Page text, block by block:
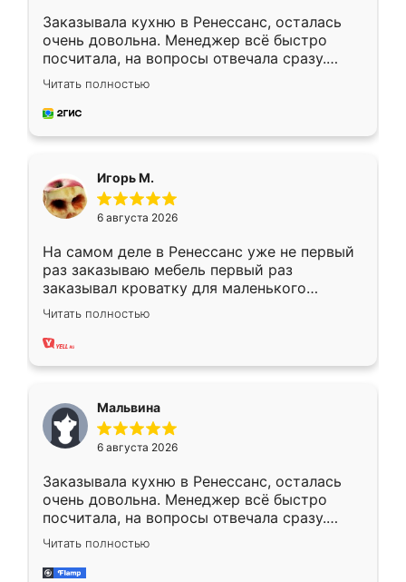
Заказывала кухню в Ренессанс, осталась
очень довольна. Менеджер всё быстро
посчитала, на вопросы отвечала сразу.
Замерщик приехал в субботу, подошёл к
делу со всей ответственностью. Собрали
за день, ребята работали аккуратно, даже
Читать полностью
Игорь М.
6 августа 2026
На самом деле в Ренессанс уже не первый
раз заказываю мебель первый раз
заказывал кроватку для маленького
ребёнка при его рождении ,во второй раз
заказал шкаф-купе. По качеству очень
хорошее сборка достаточно быстрая,
меньше, здесь же он более разнообразный.
Мне нравится ,если что-то потребуется из
мебели буду заказывать только здесь.
Читать полностью
Мальвина
6 августа 2026
Заказывала кухню в Ренессанс, осталась
очень довольна. Менеджер всё быстро
посчитала, на вопросы отвечала сразу.
Замерщик приехал в субботу, подошёл к
делу со всей ответственностью. Собрали
за день, ребята работали аккуратно, даже
Читать полностью